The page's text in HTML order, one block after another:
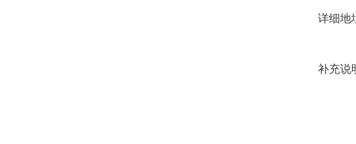
详细地
补充说